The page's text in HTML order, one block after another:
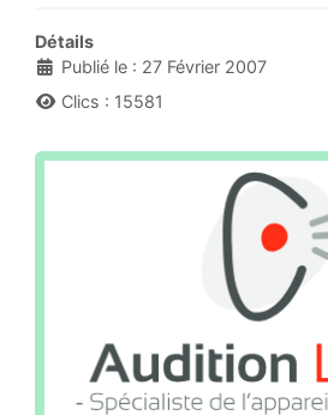
Détails
Publié le : 27 Février 2007
Clics : 15581